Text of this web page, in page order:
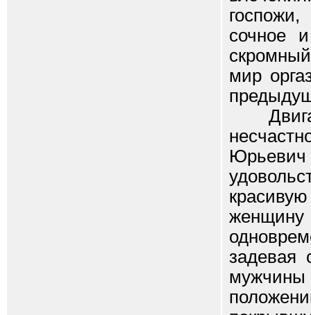
сочное
мир
Юрьевич
задевая
мужчины